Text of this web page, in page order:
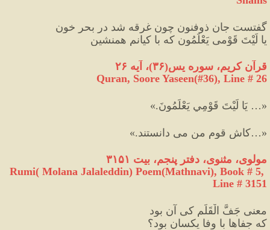
گفتست جانِ ذوفنون چون غرقه شد در بحرِ خون
یا لَیْتَ قَوْمی یَعْلَمُون که با کیانم همنشین
قرآن کریم، سوره یس(۳۶)، آیه ۲۶
Quran, Soore Yaseen(#36), Line # 26
«… يَا لَيْتَ قَوْمِي يَعْلَمُونَ.»
«…کاش قوم من می دانستند.»
مولوی، مثنوی، دفتر پنجم، بیت ۳۱۵۱
Rumi( Molana Jalaleddin) Poem(Mathnavi), Book # 5,
Line # 3151
معنی جَفَّ الْقَلَم کی آن بود
که جفاها با وفا یکسان بود؟